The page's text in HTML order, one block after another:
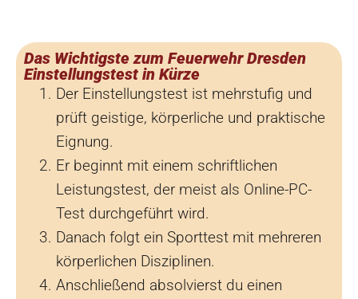
Das Wichtigste zum Feuerwehr Dresden
Einstellungstest in Kürze
Der Einstellungstest ist mehrstufig und
prüft geistige, körperliche und praktische
Eignung.
Er beginnt mit einem schriftlichen
Leistungstest, der meist als Online-PC-
Test durchgeführt wird.
Danach folgt ein Sporttest mit mehreren
körperlichen Disziplinen.
Anschließend absolvierst du einen